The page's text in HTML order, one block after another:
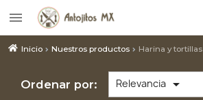
menu
Inicio Nuestros productos Harina y tortillas
Ordenar por: Relevancia 